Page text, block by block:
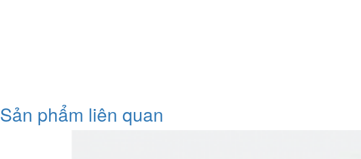
Sản phẩm liên quan